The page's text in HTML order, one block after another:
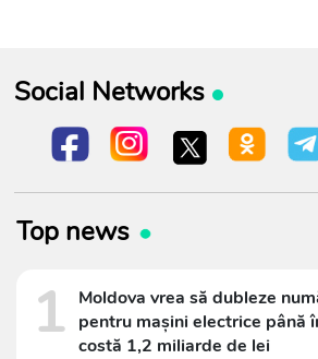
Social Networks
Top news
1 Moldova vrea să dubleze
pentru mașini electrice până
costă 1,2 miliarde de lei